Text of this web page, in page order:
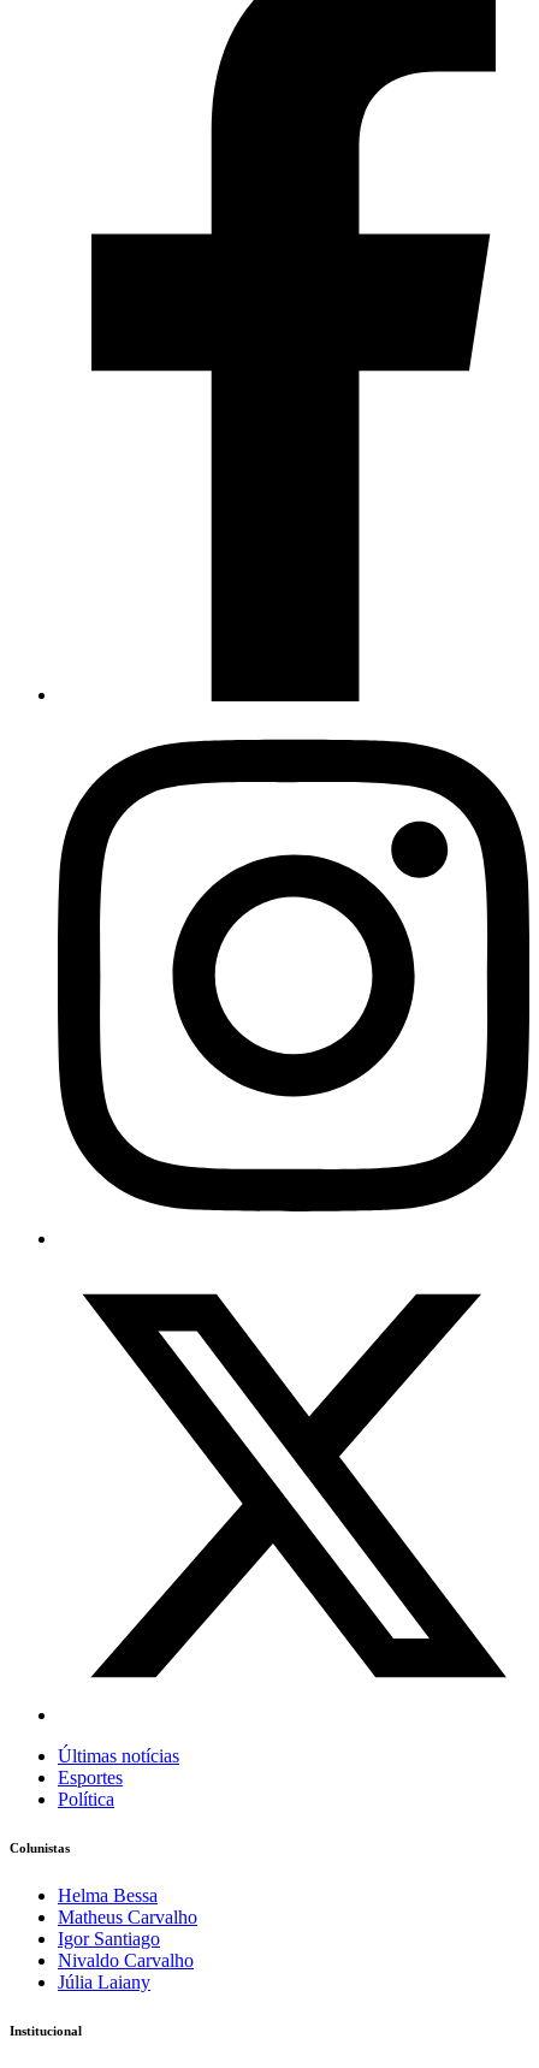
Últimas notícias
Esportes
Política
Colunistas
Helma Bessa
Matheus Carvalho
Igor Santiago
Nivaldo Carvalho
Júlia Laiany
Institucional